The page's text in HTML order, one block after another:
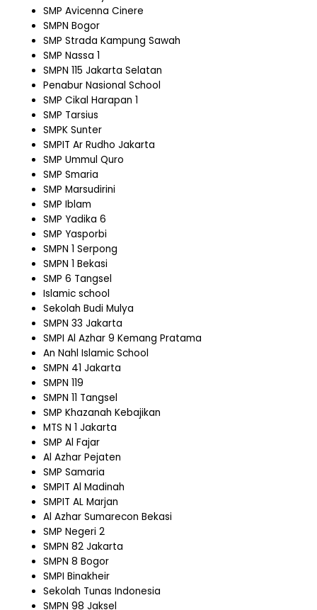
SMP Avicenna Cinere
SMPN Bogor
SMP Strada Kampung Sawah
SMP Nassa 1
SMPN 115 Jakarta Selatan
Penabur Nasional School
SMP Cikal Harapan 1
SMP Tarsius
SMPK Sunter
SMPIT Ar Rudho Jakarta
SMP Ummul Quro
SMP Smaria
SMP Marsudirini
SMP Iblam
SMP Yadika 6
SMP Yasporbi
SMPN 1 Serpong
SMPN 1 Bekasi
SMP 6 Tangsel
Islamic school
Sekolah Budi Mulya
SMPN 33 Jakarta
SMPI Al Azhar 9 Kemang Pratama
An Nahl Islamic School
SMPN 41 Jakarta
SMPN 119
SMPN 11 Tangsel
SMP Khazanah Kebajikan
MTS N 1 Jakarta
SMP Al Fajar
Al Azhar Pejaten
SMP Samaria
SMPIT Al Madinah
SMPIT AL Marjan
Al Azhar Sumarecon Bekasi
SMP Negeri 2
SMPN 82 Jakarta
SMPN 8 Bogor
SMPI Binakheir
Sekolah Tunas Indonesia
SMPN 98 Jaksel